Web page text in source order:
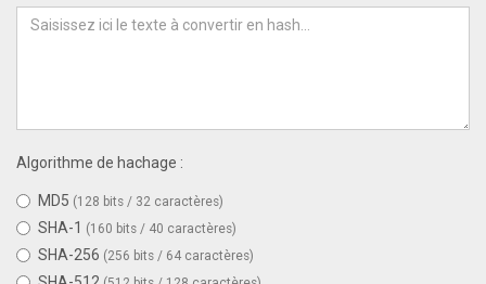
Algorithme de hachage :
MD5 (128 bits / 32 caractères)
SHA-1 (160 bits / 40 caractères)
SHA-256 (256 bits / 64 caractères)